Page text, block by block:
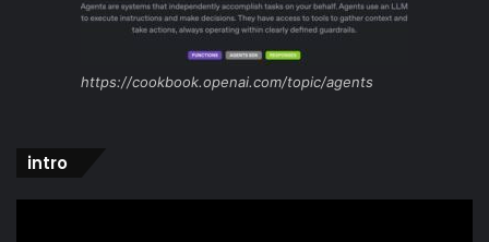
https://cookbook.openai.com/topic/agents
intro